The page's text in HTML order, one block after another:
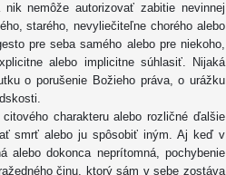
nemôže autorizovať zabitie nevinnej
starého, nevyliečiteľne chorého alebo
pre seba samého alebo pre niekoho,
alebo implicitne súhlasiť. Nijaká
o porušenie Božieho práva, o urážku
charakteru alebo rozličné ďalšie
smrť alebo ju spôsobiť iným. Aj keď v
alebo dokonca neprítomná, pochybenie
činu, ktorý sám v sebe zostáva